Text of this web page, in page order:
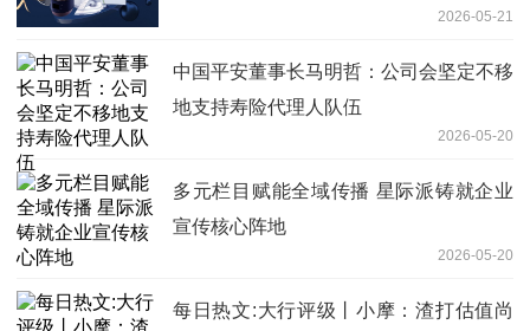
2026-05-21
中国平安董事长马明哲：公司会坚定不移
地支持寿险代理人队伍
2026-05-20
多元栏目赋能全域传播 星际派铸就企业
宣传核心阵地
2026-05-20
每日热文:大行评级丨小摩：渣打估值尚